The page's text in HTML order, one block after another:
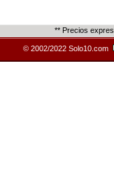
** Precios
© 2002/2022 Solo10.com